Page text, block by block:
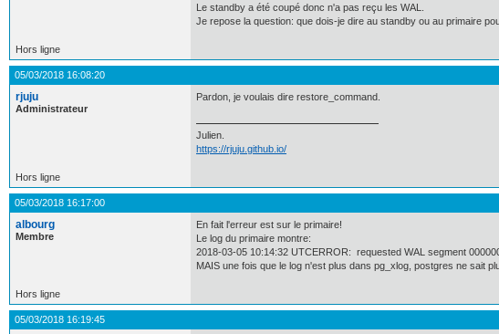
Le standby a été coupé donc n'a pas reçu les WAL.
Je repose la question: que dois-je dire au standby ou au primaire
Hors ligne
05/03/2018 16:08:20
rjuju
Administrateur
Pardon, je voulais dire restore_command.
Julien.
https://rjuju.github.io/
Hors ligne
05/03/2018 16:17:00
albourg
Membre
En fait l'erreur est sur le primaire!
Le log du primaire montre:
2018-03-05 10:14:32 UTCERROR: requested WAL segment
MAIS une fois que le log n'est plus dans pg_xlog, postgres ne sait
Hors ligne
05/03/2018 16:19:45